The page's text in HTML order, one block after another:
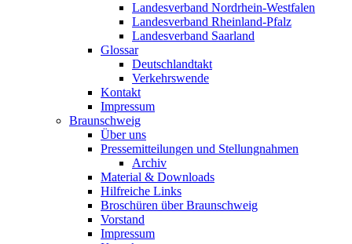
Landesverband Nordrhein-Westfalen
Landesverband Rheinland-Pfalz
Landesverband Saarland
Glossar
Deutschlandtakt
Verkehrswende
Kontakt
Impressum
Braunschweig
Über uns
Pressemitteilungen und Stellungnahmen
Archiv
Material & Downloads
Hilfreiche Links
Broschüren über Braunschweig
Vorstand
Impressum